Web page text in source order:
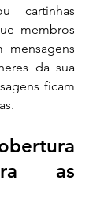
cartinhas
membros
mensagens
da sua
ficam
as